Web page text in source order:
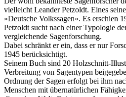
vielleicht Leander Petzoldt. Eines
»Deutsche Volkssagen«. Es erschien
Petzoldt sucht nach einer Typologie
vergleichende Sagenforschung.
Dabei schränkt er ein, dass er nur
1945 berücksichtigt.
Seinem Buch sind 20 Holzschnitt-
Verbreitung von Sagentypen
Ordnung der Sagen erfolgt bei ihm
Menschen mit übernatürlichen